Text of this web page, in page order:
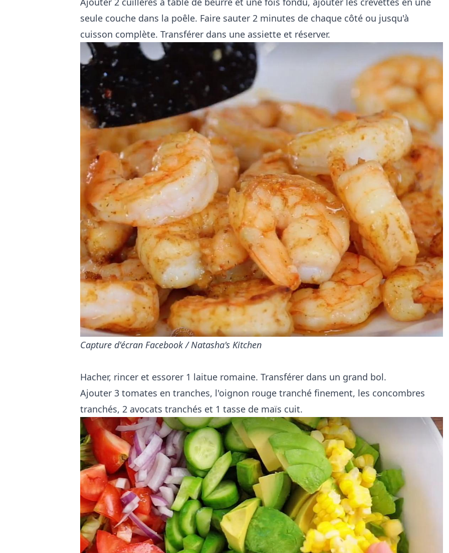
seule couche dans la poêle. Faire sauter 2 minutes de chaque côté ou jusqu'à
cuisson complète. Transférer dans une assiette et réserver.
Capture d'écran Facebook / Natasha's Kitchen
Hacher, rincer et essorer 1 laitue romaine. Transférer dans un grand bol.
Ajouter 3 tomates en tranches, l'oignon rouge tranché finement, les concombres
tranchés, 2 avocats tranchés et 1 tasse de maïs cuit.